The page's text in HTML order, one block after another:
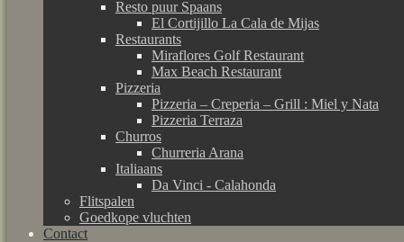
Resto puur Spaans
El Cortijillo La Cala de Mijas
Restaurants
Miraflores Golf Restaurant
Max Beach Restaurant
Pizzeria
Pizzeria – Creperia – Grill : Miel y Nata
Pizzeria Terraza
Churros
Churreria Arana
Italiaans
Da Vinci - Calahonda
Flitspalen
Goedkope vluchten
Contact